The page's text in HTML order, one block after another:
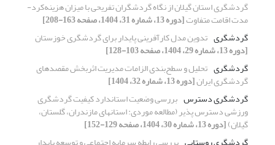
گردشگری استان گیلان از نگاه گردشگران تفریحی با میزان هزینه‌کرد-
مدت اقامت متفاوت[دوره 13، شماره 31، 1404، صفحه 163-208]
گردشگری تدوین مدل کارآفرینی پایدار برای گردشگری خوزستان
[دوره 13، شماره 29، 1404، صفحه 103-128]
گردشگری تحلیل و سطح‌بندی الزامات مدیریت اثربخش مقصدهای
گردشگری ایران[دوره 13، شماره 32، 1404]
گردشگری دسترس­ بررسی وضعیت استاندارد کیفیت گردشگری
ورزشی دسترس­ پذیر (مطالعه موردی: استان­های مازندران، گلستان،
گیلان)[دوره 13، شماره 30، 1404، صفحه 129-152]